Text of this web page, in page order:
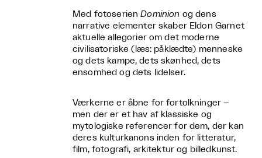
Med fotoserienDominion og dens
narrative elementer skaber Eldon Garnet
aktuelle allegorier om det moderne
civilisatoriske (læs: påklædte) menneske
og dets kampe, dets skønhed, dets
ensomhed og dets lidelser.
Værkerne er åbne for fortolkninger –
men der er et hav af klassiske og
mytologiske referencer for dem, der kan
deres kulturkanons inden for litteratur,
film, fotografi, arkitektur og billedkunst.